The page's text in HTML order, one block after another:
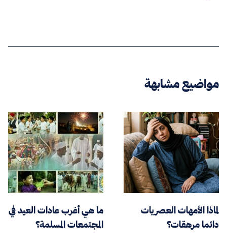
مواضيع مشابهة
لماذا الأمهات العصريات
دائما مرهقات؟
ما هي أغرب عادات العيد في
المجتمعات المسلمة؟